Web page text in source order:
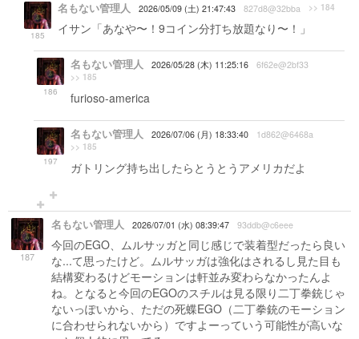
185
名もない管理人 2026/05/09 (土) 21:47:43 827d8@32bba >> 184
イサン「あなや〜！9コイン分打ち放題なり〜！」
186
名もない管理人 2026/05/28 (木) 11:25:16 6f62e@2bf33
>> 185
furioso-america
197
名もない管理人 2026/07/06 (月) 18:33:40 1d862@6468a
>> 185
ガトリング持ち出したらとうとうアメリカだよ
187
名もない管理人 2026/07/01 (水) 08:39:47 93ddb@c6eee
今回のEGO、ムルサッガと同じ感じで装着型だったら良い
な...て思ったけど。ムルサッガは強化はされるし見た目も
結構変わるけどモーションは軒並み変わらなかったんよ
ね。となると今回のEGOのスチルは見る限り二丁拳銃じゃ
ないっぽいから、ただの死蝶EGO（二丁拳銃のモーション
に合わせられないから）ですよーっていう可能性が高いな